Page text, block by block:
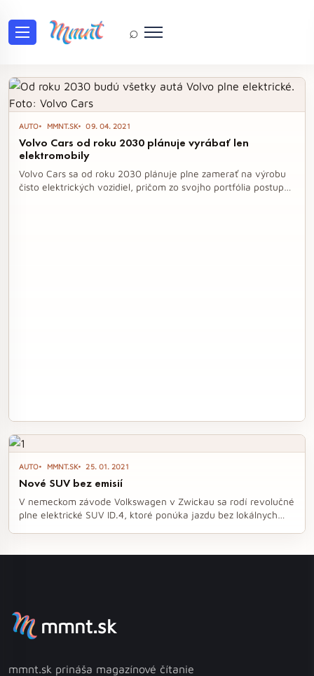
⌕
Tag: električky
AUTO MMNT.SK 09. 04. 2021
Volvo Cars od roku 2030 plánuje vyrábať len
elektromobily
Volvo Cars sa od roku 2030 plánuje plne zamerať na výrobu
čisto elektrických vozidiel, pričom zo svojho portfólia postupne
AUTO MMNT.SK 25. 01. 2021
Nové SUV bez emisií
V nemeckom závode Volkswagen v Zwickau sa rodí revolučné
plne elektrické SUV ID.4, ktoré ponúka jazdu bez lokálnych
dosahuje až 520 km. S množstvom asistenčných systémov a
mmnt.sk
mmnt.sk prináša magazínové čítanie